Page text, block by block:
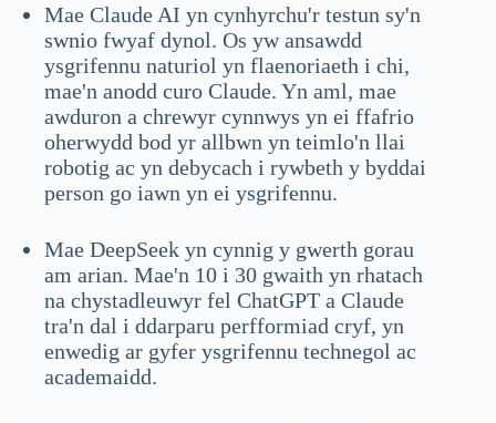
Mae Claude AI yn cynhyrchu'r testun sy'n
swnio fwyaf dynol. Os yw ansawdd
ysgrifennu naturiol yn flaenoriaeth i chi,
mae'n anodd curo Claude. Yn aml, mae
awduron a chrewyr cynnwys yn ei ffafrio
oherwydd bod yr allbwn yn teimlo'n llai
robotig ac yn debycach i rywbeth y byddai
person go iawn yn ei ysgrifennu.
Mae DeepSeek yn cynnig y gwerth gorau
am arian. Mae'n 10 i 30 gwaith yn rhatach
na chystadleuwyr fel ChatGPT a Claude
tra'n dal i ddarparu perfformiad cryf, yn
enwedig ar gyfer ysgrifennu technegol ac
academaidd.